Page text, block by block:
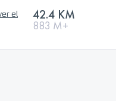
el
42.4 KM
883 M+